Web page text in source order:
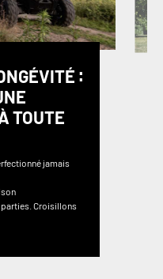
∶
TOUTE
jamais
parties. Croisillons